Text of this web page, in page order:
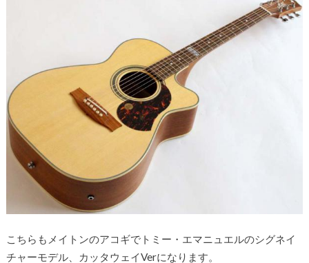
こちらもメイトンのアコギでトミー・エマニュエルのシグネイ
チャーモデル、カッタウェイVerになります。